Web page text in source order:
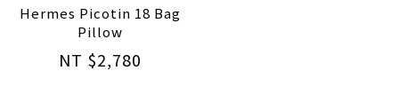
Hermes Picotin 18 Bag
Pillow
NT $2,780